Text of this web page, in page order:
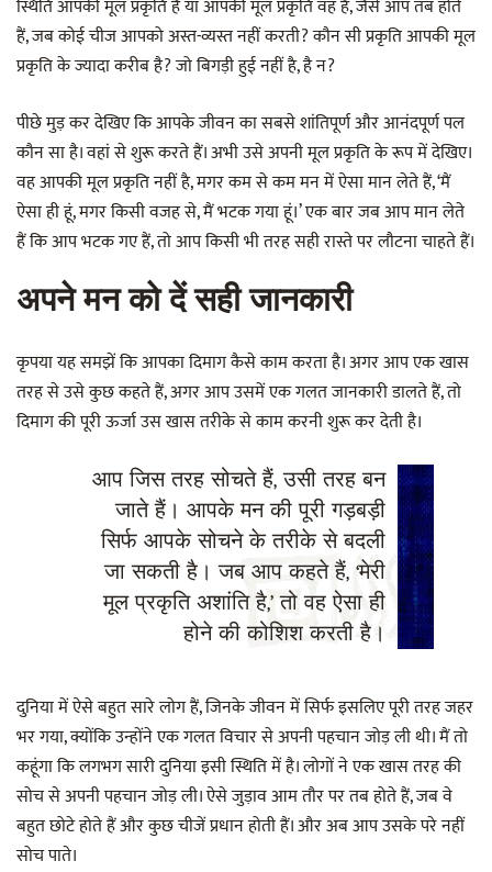
स्थिति आपकी मूल प्रकृति है या आपकी मूल प्रकृति वह है, जैसे आप तब होते
हैं, जब कोई चीज आपको अस्त-व्यस्त नहीं करती? कौन सी प्रकृति आपकी मूल
प्रकृति के ज्यादा करीब है? जो बिगड़ी हुई नहीं है, है न?
पीछे मुड़ कर देखिए कि आपके जीवन का सबसे शांतिपूर्ण और आनंदपूर्ण पल
कौन सा है। वहां से शुरू करते हैं। अभी उसे अपनी मूल प्रकृति के रूप में देखिए।
वह आपकी मूल प्रकृति नहीं है, मगर कम से कम मन में ऐसा मान लेते हैं, ‘मैं
ऐसा ही हूं, मगर किसी वजह से, मैं भटक गया हूं।’ एक बार जब आप मान लेते
हैं कि आप भटक गए हैं, तो आप किसी भी तरह सही रास्ते पर लौटना चाहते हैं।
अपने मन को दें सही जानकारी
कृपया यह समझें कि आपका दिमाग कैसे काम करता है। अगर आप एक खास
तरह से उसे कुछ कहते हैं, अगर आप उसमें एक गलत जानकारी डालते हैं, तो
दिमाग की पूरी ऊर्जा उस खास तरीके से काम करनी शुरू कर देती है।
आप जिस तरह सोचते हैं, उसी तरह बन
जाते हैं। आपके मन की पूरी गड़बड़ी
सिर्फ आपके सोचने के तरीके से बदली
जा सकती है। जब आप कहते हैं, ‘मेरी
मूल प्रकृति अशांति है,’ तो वह ऐसा ही
होने की कोशिश करती है।
दुनिया में ऐसे बहुत सारे लोग हैं, जिनके जीवन में सिर्फ इसलिए पूरी तरह जहर
भर गया, क्योंकि उन्होंने एक गलत विचार से अपनी पहचान जोड़ ली थी। मैं तो
कहूंगा कि लगभग सारी दुनिया इसी स्थिति में है। लोगों ने एक खास तरह की
सोच से अपनी पहचान जोड़ ली। ऐसे जुड़ाव आम तौर पर तब होते हैं, जब वे
बहुत छोटे होते हैं और कुछ चीजें प्रधान होती हैं। और अब आप उसके परे नहीं
सोच पाते।